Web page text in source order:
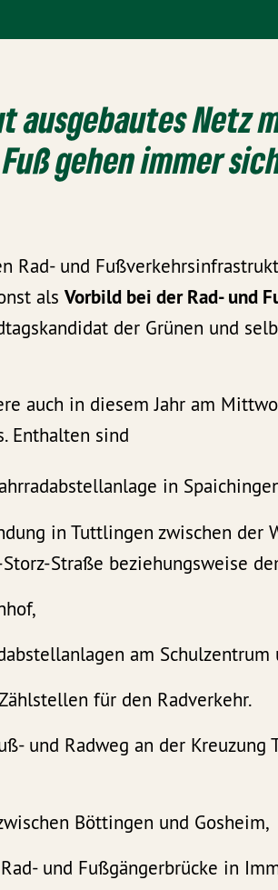
ausgebautes Netz
gehen immer
Rad- und
alsVorbild bei der Rad- und
der Grünen und
auch in diesem Jahr am
Enthalten sind
in
in Tuttlingen zwischen der
Straße beziehungsweise
am Schulzentrum
für den Radverkehr.
und Radweg an der
Böttingen und Gosheim,
und Fußgängerbrücke in